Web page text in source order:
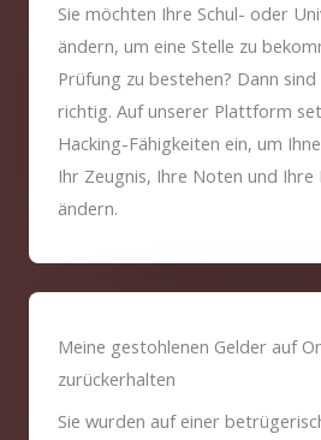
Sie möchten Ihre Schul- oder
ändern, um eine Stelle zu
Prüfung zu bestehen? Dann sind
richtig. Auf unserer Plattform
Hacking-Fähigkeiten ein, um
Ihr Zeugnis, Ihre Noten und Ihre
ändern.
Meine gestohlenen Gelder auf
zurückerhalten
Sie wurden auf einer